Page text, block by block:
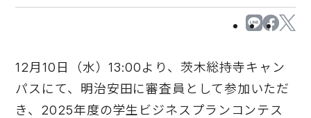
12月10日（水）13:00より、茨木総持寺キャン
パスにて、明治安田に審査員として参加いただ
き、2025年度の学生ビジネスプランコンテス